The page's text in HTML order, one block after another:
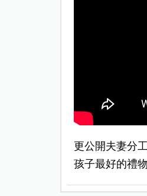
更公開夫妻分
孩子最好的禮